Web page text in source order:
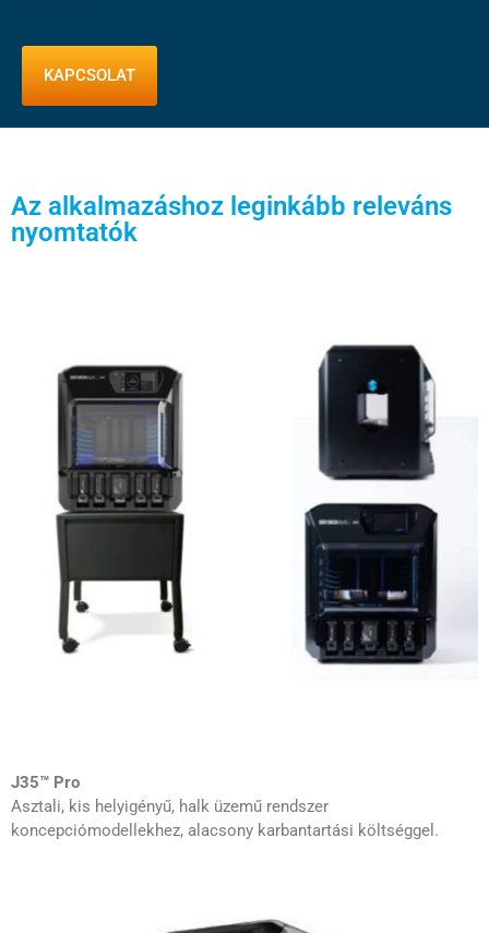
KAPCSOLAT
Az alkalmazáshoz leginkább releváns
nyomtatók
J35™ Pro
Asztali, kis helyigényű, halk üzemű rendszer
koncepciómodellekhez, alacsony karbantartási költséggel.